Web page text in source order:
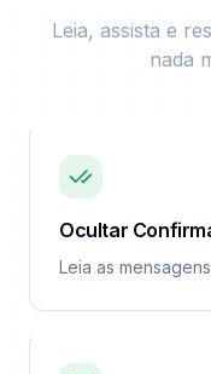
Leia, assista e
nada
Ocultar
Leia as